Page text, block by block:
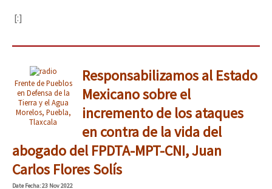
[:]
Frente de Pueblos
en Defensa de la
Tierra y el Agua
Morelos, Puebla,
Tlaxcala
Responsabilizamos al Estado
Mexicano sobre el
incremento de los ataques
en contra de la vida del
abogado del FPDTA-MPT-CNI, Juan
Carlos Flores Solís
DateFecha: 23 Nov 2022